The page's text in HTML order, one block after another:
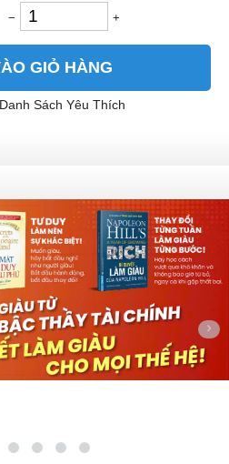
− +
GIỎ HÀNG
Sách Yêu Thích